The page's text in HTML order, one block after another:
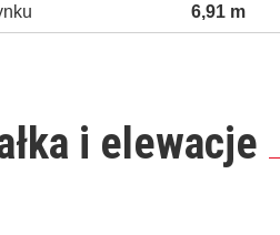
6,91 m
i elewacje